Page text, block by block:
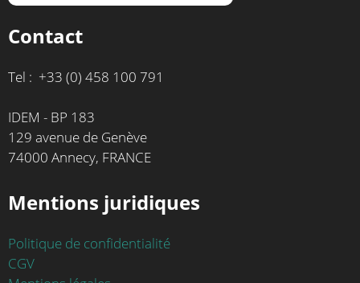
Contact
Tel : +33 (0) 458 100 791
IDEM - BP 183
129 avenue de Genève
74000 Annecy, FRANCE
Mentions juridiques
Politique de confidentialité
CGV